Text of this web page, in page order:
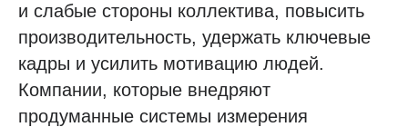
и слабые стороны коллектива, повысить
производительность, удержать ключевые
кадры и усилить мотивацию людей.
Компании, которые внедряют
продуманные системы измерения